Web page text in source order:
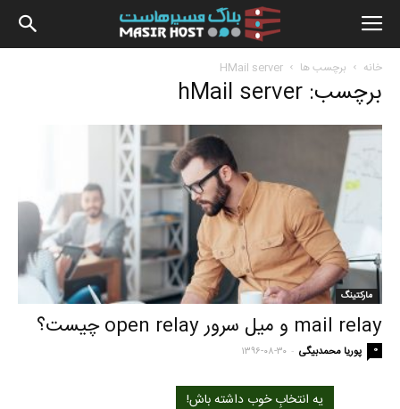
بلاگ
خانه برچسب ها HMail server
برچسب: hMail server
مارکتینگ
mail relay و میل سرور open relay چیست؟
پوریا محمدبیگی - ۱۳۹۶-۰۸-۳۰ 0
یه انتخابِ خوب داشته باش!